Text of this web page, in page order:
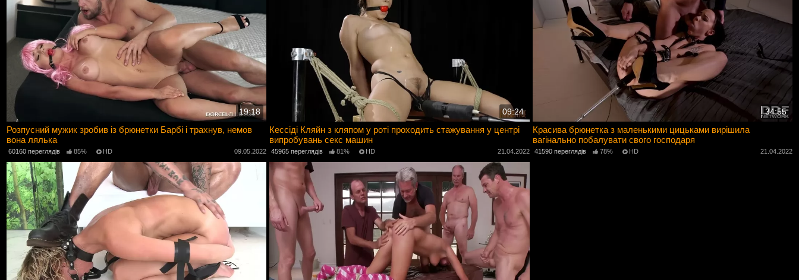
19:18
Розпусний мужик зробив із брюнетки Барбі і трахнув, немов
вона лялька
60160 переглядів 85% HD 09.05.2022
09:24
Кессіді Кляйн з кляпом у роті проходить стажування у центрі
випробувань секс машин
45965 переглядів 81% HD 21.04.2022
34:55
Красива брюнетка з маленькими цицьками вирішила
вагінально побалувати свого господаря
41590 переглядів 78% HD 21.04.2022